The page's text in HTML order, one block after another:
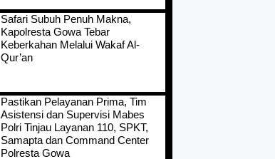
Safari Subuh Penuh Makna,
Kapolresta Gowa Tebar
Keberkahan Melalui Wakaf Al-
Qur’an
Pastikan Pelayanan Prima, Tim
Asistensi dan Supervisi Mabes
Polri Tinjau Layanan 110, SPKT,
Samapta dan Command Center
Polresta Gowa